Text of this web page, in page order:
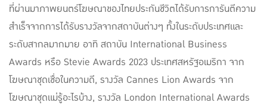
ที่ผ่านมาภาพยนตร์โฆษณาของไทยประกันชีวิตได้รับการการันตีความ
สำเร็จจากการได้รับรางวัลจากสถาบันต่างๆ ทั้งในระดับประเทศและ
ระดับสากลมากมาย อาทิ สถาบัน International Business
Awards หรือ Stevie Awards 2023 ประเทศสหรัฐอเมริกา จาก
โฆษณาชุดเชื่อในความดี, รางวัล Cannes Lion Awards จาก
โฆษณาชุดแม่รู้อะไรบ้าง, รางวัล London International Awards